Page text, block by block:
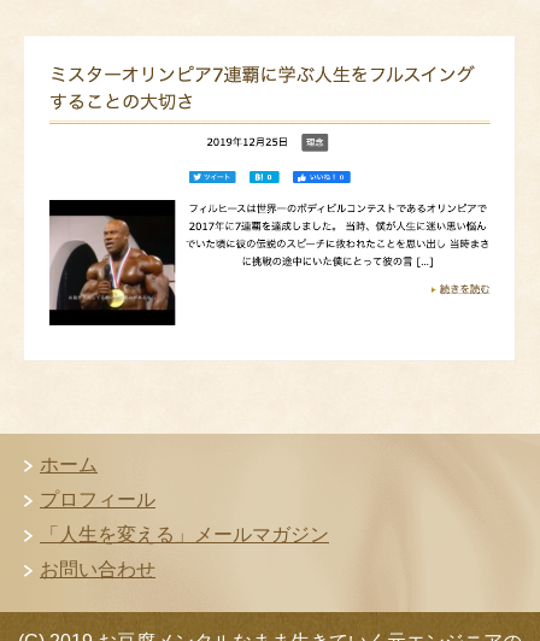
ホーム
プロフィール
「人生を変える」メールマガジン
お問い合わせ